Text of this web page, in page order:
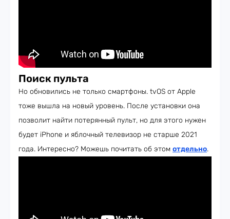
Поиск пульта
Но обновились не только смартфоны. tvOS от Apple
тоже вышла на новый уровень. После установки она
позволит найти потерянный пульт, но для этого нужен
будет iPhone и яблочный телевизор не старше 2021
года. Интересно? Можешь почитать об этом отдельно.